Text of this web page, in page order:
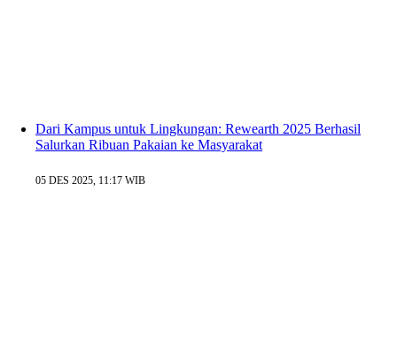
Dari Kampus untuk Lingkungan: Rewearth 2025 Berhasil
Salurkan Ribuan Pakaian ke Masyarakat
05 DES 2025, 11:17 WIB